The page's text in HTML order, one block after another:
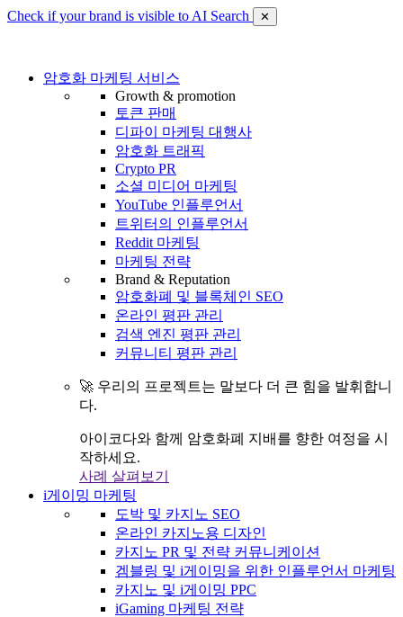
Check if your brand is visible to AI Search ✕
암호화 마케팅 서비스
Growth & promotion
토큰 판매
디파이 마케팅 대행사
암호화 트래픽
Crypto PR
소셜 미디어 마케팅
YouTube 인플루언서
트위터의 인플루언서
Reddit 마케팅
마케팅 전략
Brand & Reputation
암호화폐 및 블록체인 SEO
온라인 평판 관리
검색 엔진 평판 관리
커뮤니티 평판 관리
🚀 우리의 프로젝트는 말보다 더 큰 힘을 발휘합니
다.
아이코다와 함께 암호화폐 지배를 향한 여정을 시
작하세요.
사례 살펴보기
i게이밍 마케팅
도박 및 카지노 SEO
온라인 카지노용 디자인
카지노 PR 및 전략 커뮤니케이션
겜블링 및 i게이밍을 위한 인플루언서 마케팅
카지노 및 i게이밍 PPC
iGaming 마케팅 전략